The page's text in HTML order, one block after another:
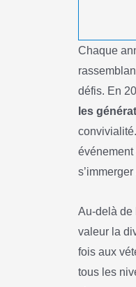
Chaque
défis. En
les
événement
Au-delà de
valeur la
fois aux
tous les